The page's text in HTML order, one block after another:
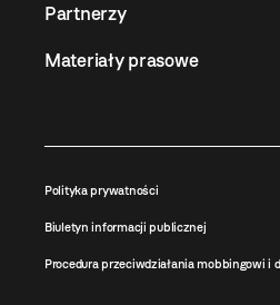
Partnerzy
Materiały prasowe
Polityka prywatności
Biuletyn informacji publicznej
Procedura przeciwdziałania mobbingowi i